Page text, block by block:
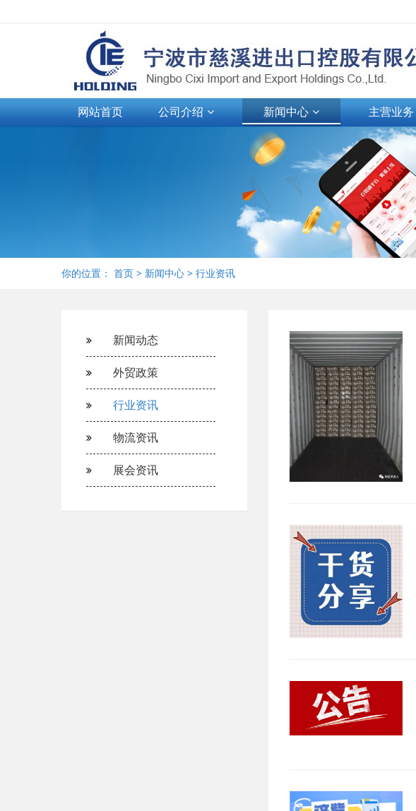
网站首页 公司介绍 新闻中心 主营业务
你的位置： 首页 > 新闻中心 > 行业资讯
新闻动态
外贸政策
行业资讯
物流资讯
展会资讯